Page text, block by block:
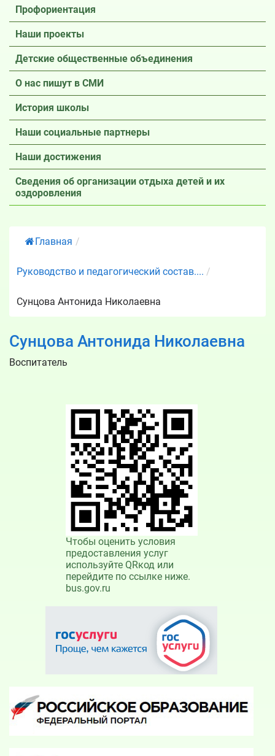
Профориентация
Наши проекты
Детские общественные объединения
О нас пишут в СМИ
История школы
Наши социальные партнеры
Наши достижения
Сведения об организации отдыха детей и их
оздоровления
Главная /
Руководство и педагогический состав.... /
Сунцова Антонида Николаевна
Сунцова Антонида Николаевна
Воспитатель
Чтобы оценить условия
предоставления услуг
используйте QRкод или
перейдите по ссылке ниже.
bus.gov.ru